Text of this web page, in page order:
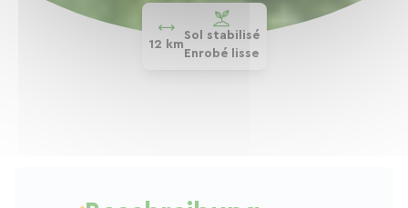
12 km
Sol stabilisé
Enrobé lisse